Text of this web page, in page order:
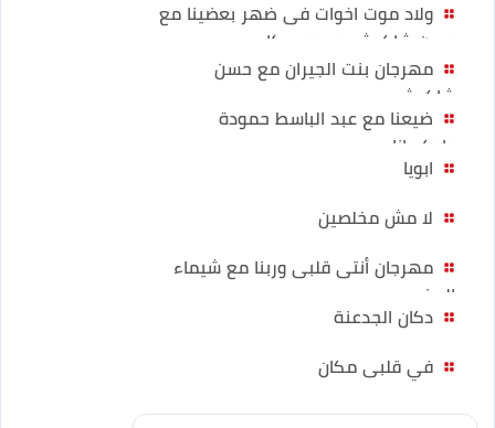
ولاد موت اخوات فى ضهر بعضينا مع
حسن شاكوش و حمو بيكا
مهرجان بنت الجيران مع حسن
شاكوش
ضيعنا مع عبد الباسط حمودة
واوكسانا
ابويا
لا مش مخلصين
مهرجان أنتى قلبى وربنا مع شيماء
المغربي
دكان الجدعنة
في قلبى مكان